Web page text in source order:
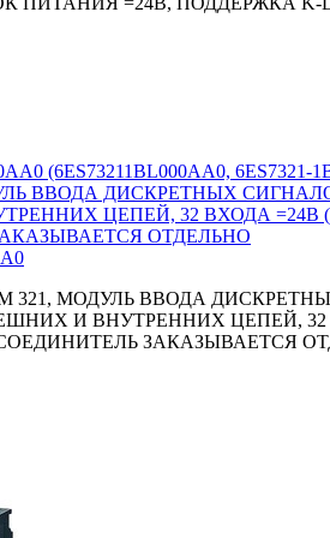
SM 321, МОДУЛЬ ВВОДА
И ВНУТРЕННИХ ЦЕПЕЙ, 32
ЗАКАЗЫВАЕТСЯ